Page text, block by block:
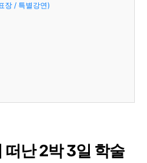
장 / 특별강연)
난 2박 3일 학술